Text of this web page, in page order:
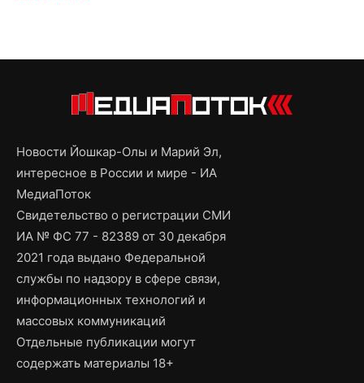
Новости Йошкар-Олы и Марий Эл,
интересное в России и мире - ИА
МедиаПоток
Свидетельство о регистрации СМИ
ИА № ФС 77 - 82389 от 30 декабря
2021 года выдано Федеральной
службы по надзору в сфере связи,
информационных технологий и
массовых коммуникаций
Отдельные публикации могут
содержать материалы 18+